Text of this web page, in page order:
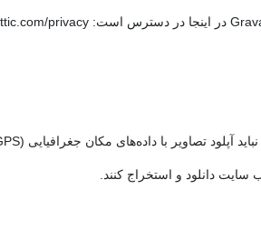
سایت دانلود و استخراج کنند.